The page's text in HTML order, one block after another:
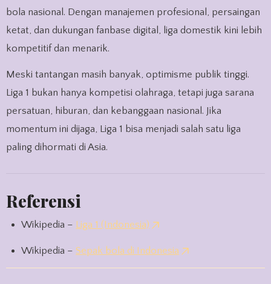
bola nasional. Dengan manajemen profesional, persaingan
ketat, dan dukungan fanbase digital, liga domestik kini lebih
kompetitif dan menarik.
Meski tantangan masih banyak, optimisme publik tinggi.
Liga 1 bukan hanya kompetisi olahraga, tetapi juga sarana
persatuan, hiburan, dan kebanggaan nasional. Jika
momentum ini dijaga, Liga 1 bisa menjadi salah satu liga
paling dihormati di Asia.
Referensi
Wikipedia – Liga 1 (Indonesia)
Wikipedia –Sepak bola di Indonesia